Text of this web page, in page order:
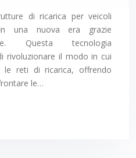
di ricarica per veicoli
una nuova era grazie
Questa tecnologia
rivoluzionare il modo in cui
le reti di ricarica, offrendo
le…